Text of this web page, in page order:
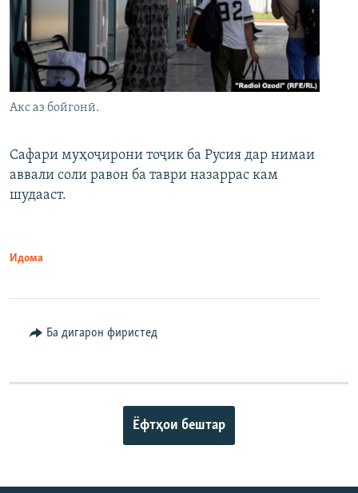
Акс аз бойгонӣ.
Сафари муҳоҷирони тоҷик ба Русия дар нимаи
аввали соли равон ба таври назаррас кам
шудааст.
Идома
Ба дигарон фиристед
Ёфтҳои бештар